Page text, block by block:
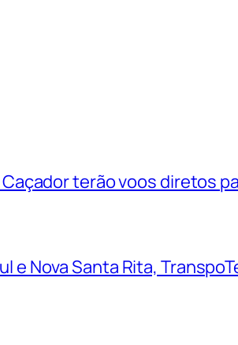
terão voos diretos
e Nova Santa Rita,